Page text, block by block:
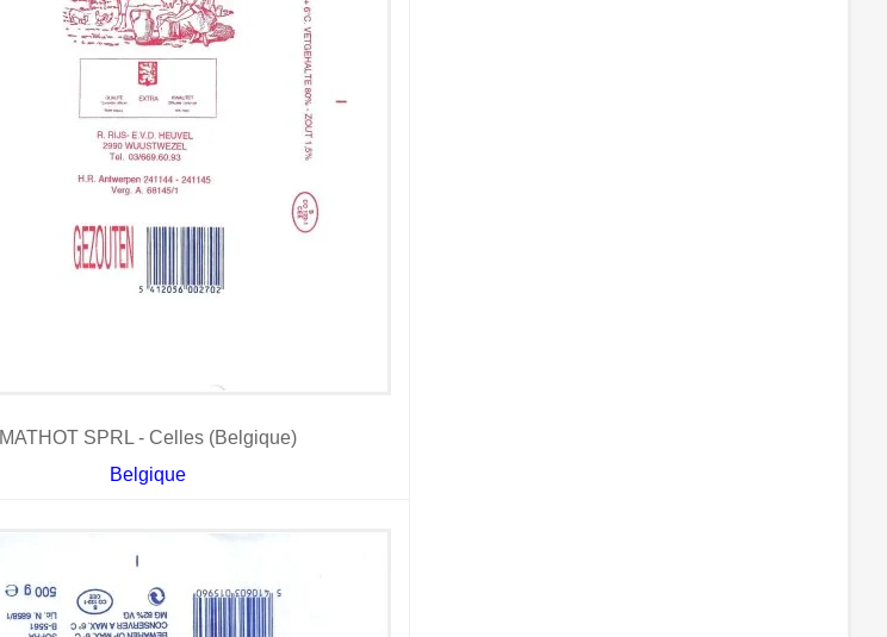
MATHOT SPRL - Celles (Belgique)
Belgique